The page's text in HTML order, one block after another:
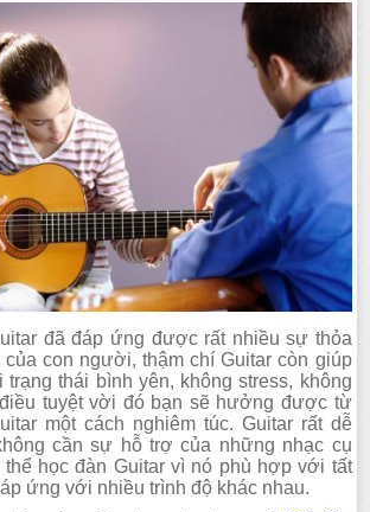
đã đáp ứng được rất nhiều sự thỏa
của con người, thậm chí Guitar còn giúp
thái bình yên, không stress, không
tuyệt vời đó bạn sẽ hưởng được từ
một cách nghiêm túc. Guitar rất dễ
cần sự hỗ trợ của những nhạc cụ
thể học đàn Guitar vì nó phù hợp với tất
ứng với nhiều trình độ khác nhau.